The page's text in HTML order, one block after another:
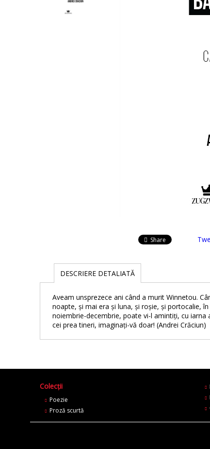
Share
DESCRIERE DETALIATĂ
Aveam unsprezece ani când a murit Winnetou.
noapte, şi mai era şi luna, şi roşie, şi portocalie,
noiembrie-decembrie, poate vi-l amintiţi, cu iarna
cei prea tineri, imaginaţi-vă doar! (Andrei Crăciun)
Colecții
Poezie
Proză scurtă